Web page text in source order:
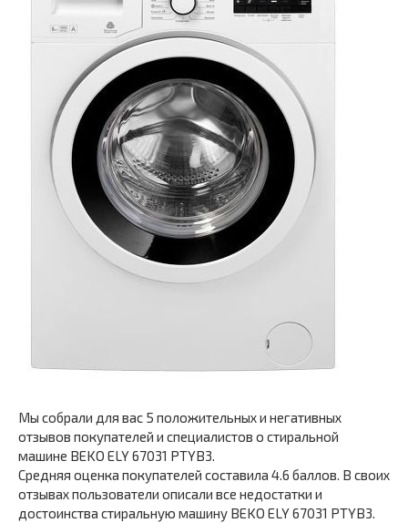
Мы собрали для вас 5 положительных и негативных
отзывов покупателей и специалистов о стиральной
машине BEKO ELY 67031 PTYB3.
Средняя оценка покупателей составила 4.6 баллов. В своих
отзывах пользователи описали все недостатки и
достоинства стиральную машину BEKO ELY 67031 PTYB3.